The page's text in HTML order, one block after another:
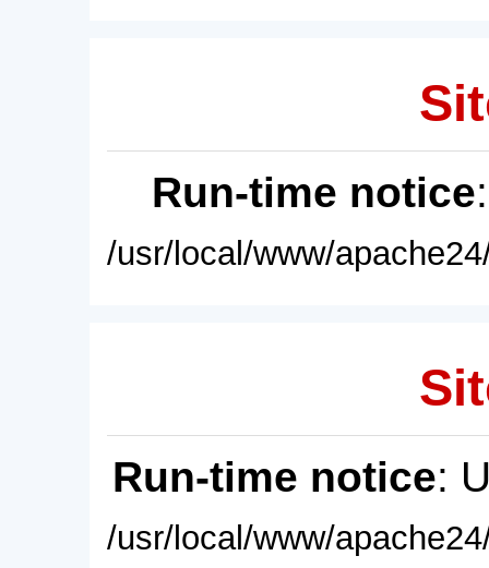
Run-time notice
/usr/local/www/
Run-time notice:
/usr/local/www/